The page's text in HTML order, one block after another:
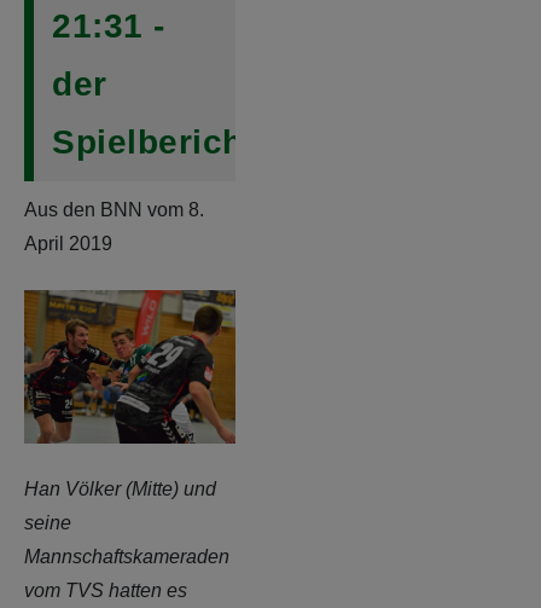
21:31 -
der
Spielbericht
Aus den BNN vom 8.
April 2019
Han Völker (Mitte) und
seine
Mannschaftskameraden
vom TVS hatten es